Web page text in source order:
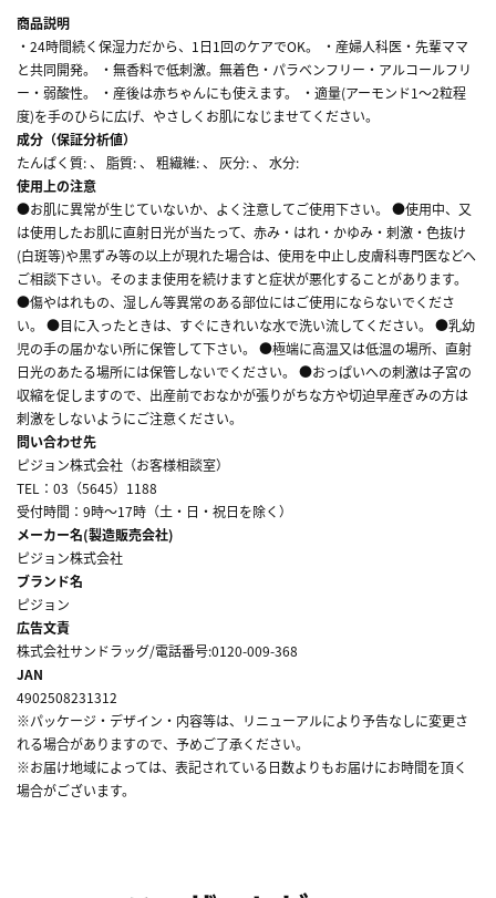
商品説明
・24時間続く保湿力だから、1日1回のケアでOK。 ・産婦人科医・先輩ママ
と共同開発。 ・無香料で低刺激。無着色・パラベンフリー・アルコールフリ
ー・弱酸性。 ・産後は赤ちゃんにも使えます。 ・適量(アーモンド1～2粒程
度)を手のひらに広げ、やさしくお肌になじませてください。
成分（保証分析値）
たんぱく質: 、 脂質: 、 粗繊維: 、 灰分: 、 水分:
使用上の注意
●お肌に異常が生じていないか、よく注意してご使用下さい。 ●使用中、又
は使用したお肌に直射日光が当たって、赤み・はれ・かゆみ・刺激・色抜け
(白斑等)や黒ずみ等の以上が現れた場合は、使用を中止し皮膚科専門医などへ
ご相談下さい。そのまま使用を続けますと症状が悪化することがあります。
●傷やはれもの、湿しん等異常のある部位にはご使用にならないでくださ
い。 ●目に入ったときは、すぐにきれいな水で洗い流してください。 ●乳幼
児の手の届かない所に保管して下さい。 ●極端に高温又は低温の場所、直射
日光のあたる場所には保管しないでください。 ●おっぱいへの刺激は子宮の
収縮を促しますので、出産前でおなかが張りがちな方や切迫早産ぎみの方は
刺激をしないようにご注意ください。
問い合わせ先
ピジョン株式会社（お客様相談室）
TEL：03（5645）1188
受付時間：9時～17時（土・日・祝日を除く）
メーカー名(製造販売会社)
ピジョン株式会社
ブランド名
ピジョン
広告文責
株式会社サンドラッグ/電話番号:0120-009-368
JAN
4902508231312
※パッケージ・デザイン・内容等は、リニューアルにより予告なしに変更さ
れる場合がありますので、予めご了承ください。
※お届け地域によっては、表記されている日数よりもお届けにお時間を頂く
場合がございます。